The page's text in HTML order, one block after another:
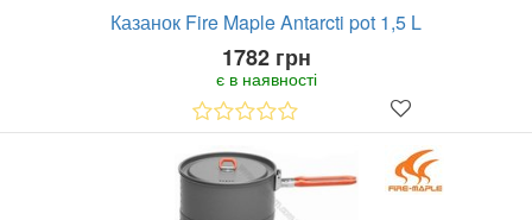
Казанок Fire Maple Antarcti pot 1,5 L
1782 грн
є в наявності